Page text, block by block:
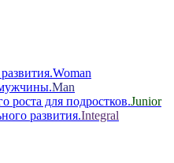
Woman
Man
Junior
Integral